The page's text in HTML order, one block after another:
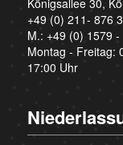
Königsallee 30,
+49 (0) 211- 876
M.: +49 (0) 1579 -
Montag - Freitag:
17:00 Uhr